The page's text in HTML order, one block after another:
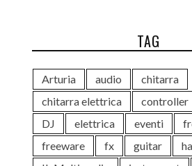
TAG
Arturia audio
chitarra
chitarra elettrica
controller
DJ
elettrica eventi
freeware
fx guitar